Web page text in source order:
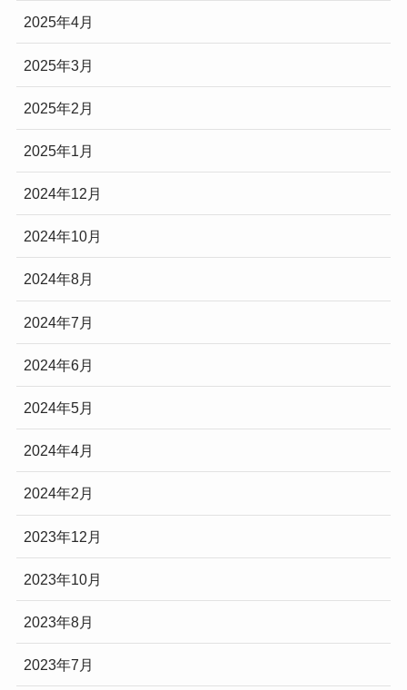
2025年4月
2025年3月
2025年2月
2025年1月
2024年12月
2024年10月
2024年8月
2024年7月
2024年6月
2024年5月
2024年4月
2024年2月
2023年12月
2023年10月
2023年8月
2023年7月